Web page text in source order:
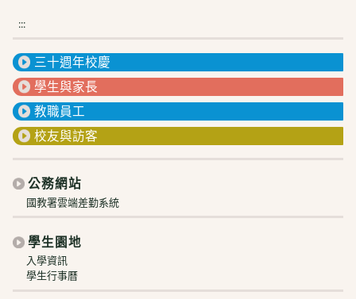
:::
三十週年校慶
學生與家長
教職員工
校友與訪客
公務網站
國教署雲端差勤系統
學生園地
入學資訊
學生行事曆